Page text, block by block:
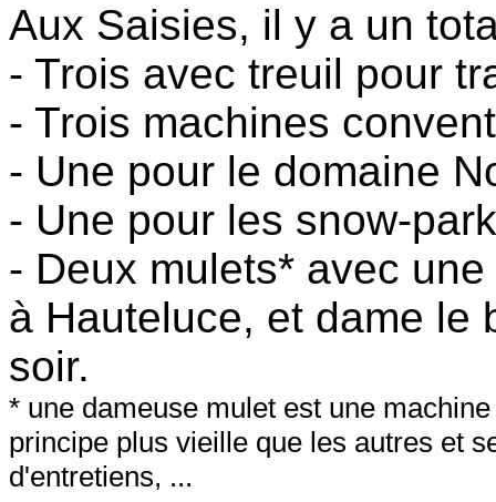
Aux Saisies, il y a un
- Trois avec treuil pour
- Trois machines
- Une pour le domaine
- Une pour les snow-
- Deux mulets* avec
à Hauteluce, et dame le
soir.
* une dameuse mulet est une
principe plus vieille que les autres et
d'entretiens, ...